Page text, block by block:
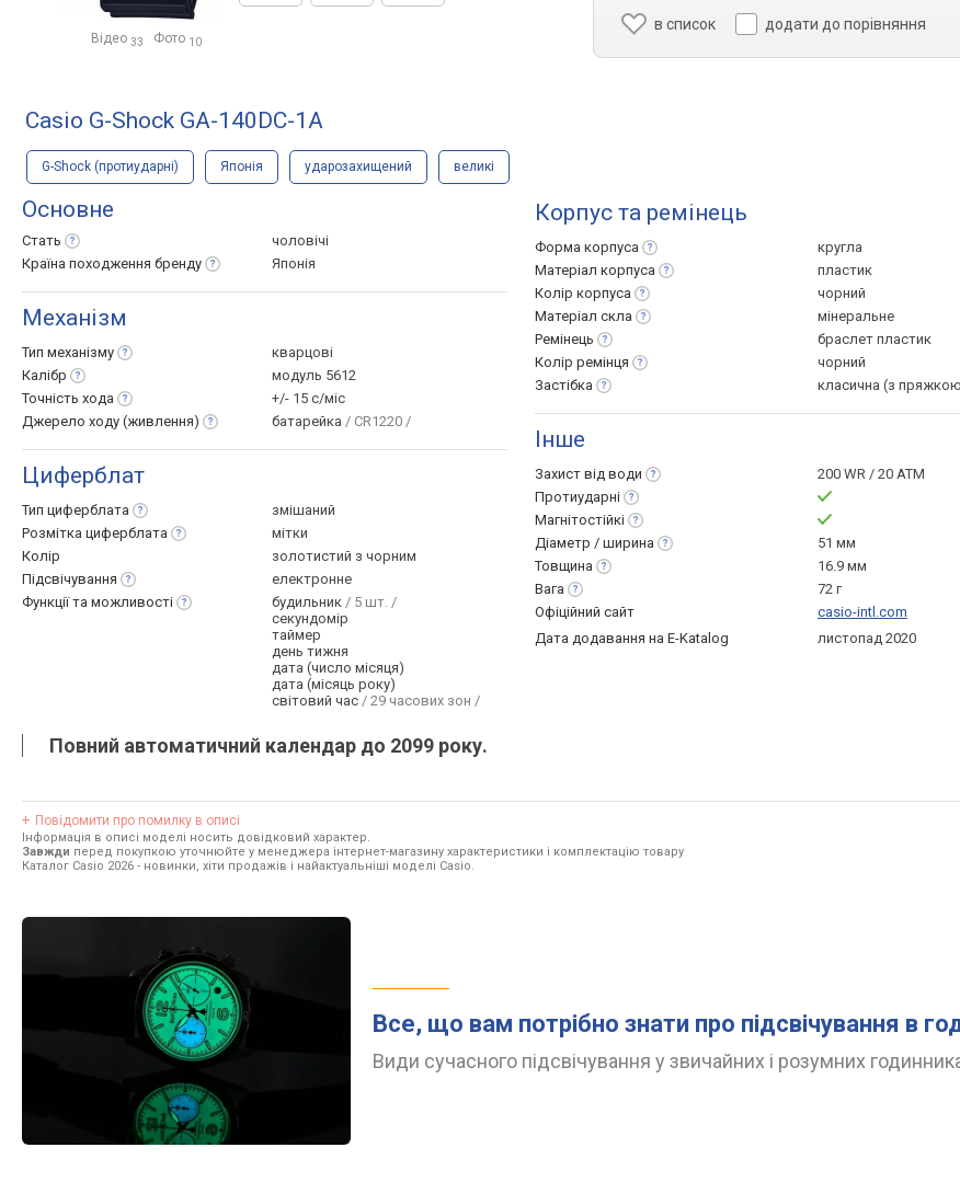
Відео 33 Фото 10
в список додати до порівняння
Casio G-Shock GA-140DC-1A
G-Shock (протиударні) Японія ударозахищений великі
Основне
Стать
чоловічі
Країна походження бренду Японія
Механізм
Тип механізму
кварцові
Калібр
модуль 5612
Точність хода
+/- 15 с/міс
Джерело ходу (живлення) батарейка / CR1220 /
Циферблат
Тип циферблата
змішаний
Розмітка циферблата
мітки
Колір
золотистий з чорним
Підсвічування
електронне
Функції та можливості будильник / 5 шт. /
секундомір
таймер
день тижня
дата (число місяця)
дата (місяць року)
світовий час / 29 часових зон /
Корпус та ремінець
Форма корпуса
кругла
Матеріал корпуса
пластик
Колір корпуса
чорний
Матеріал скла
мінеральне
Ремінець
браслет пластик
Колір ремінця
чорний
Застібка
класична (з
Інше
Захист від води
200 WR / 20 ATM
Протиударні
Магнітостійкі
Діаметр / ширина
51 мм
Товщина
16.9 мм
Вага
72 г
Офіційний сайт
casio-intl.com
Дата додавання на E-Katalog
листопад 2020
Повний автоматичний календар до 2099 року.
Повідомити про помилку в описі
Інформація в описі моделі носить довідковий характер.
Завжди перед покупкою уточнюйте у менеджера інтернет-магазину характеристики і комплектацію товару
Каталог Casio 2026 - новинки, хіти продажів і найактуальніші моделі Casio.
Все, що вам потрібно знати про підсвічування в
Види сучасного підсвічування у звичайних і розумних